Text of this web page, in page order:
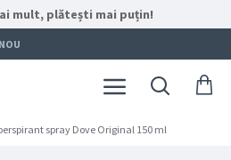
mult, plătești mai puțin!
spray Dove Original 150 ml